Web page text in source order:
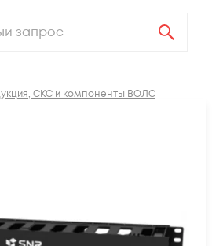
СКС и компоненты ВОЛС